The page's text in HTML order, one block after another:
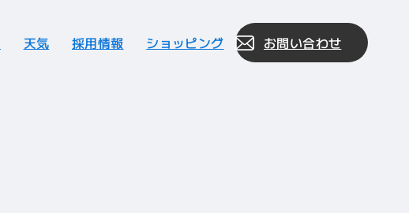
天気 採用情報 ショッピング お問い合わせ